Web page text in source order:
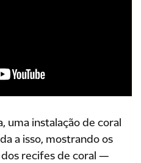
uma instalação de coral
a isso, mostrando os
recifes de coral —